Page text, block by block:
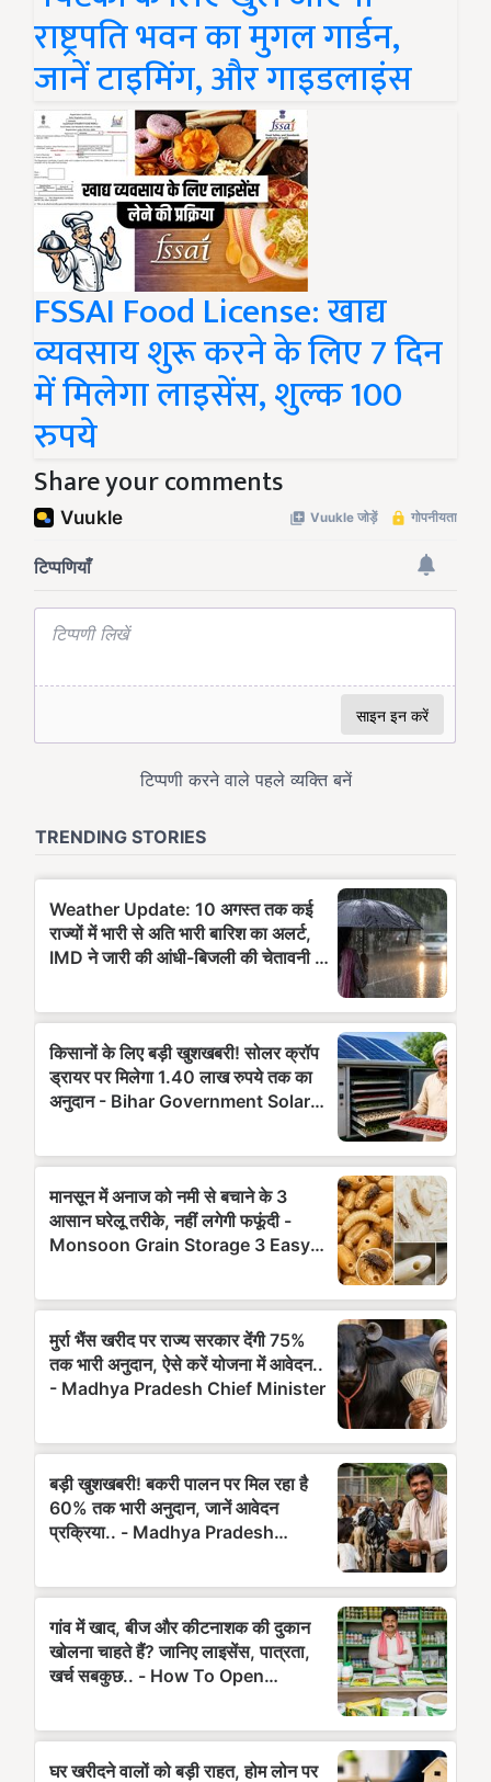
राष्ट्रपति भवन का मुगल गार्डन,
जानें टाइमिंग, और गाइडलाइंस
FSSAI Food License: खाद्य
व्यवसाय शुरू करने के लिए 7 दिन
में मिलेगा लाइसेंस, शुल्क 100
रुपये
Share your comments